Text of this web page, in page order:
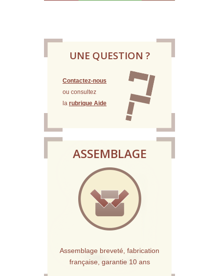
UNE QUESTION ?
Contactez-nous
ou consultez
la rubrique Aide
ASSEMBLAGE
Assemblage breveté, fabrication
française, garantie 10 ans